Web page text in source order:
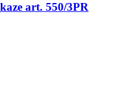
art. 550/3PR